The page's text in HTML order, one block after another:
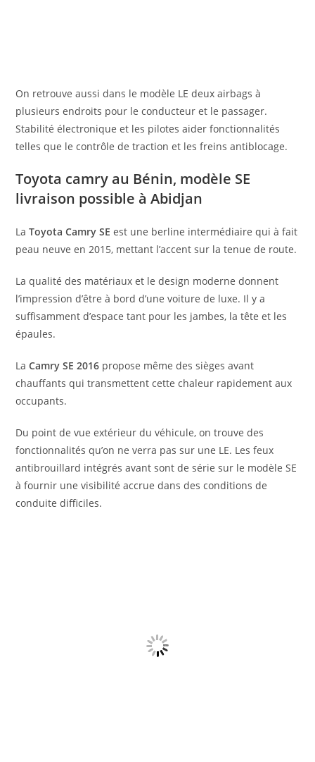
On retrouve aussi dans le modèle LE deux airbags à
plusieurs endroits pour le conducteur et le passager.
Stabilité électronique et les pilotes aider fonctionnalités
telles que le contrôle de traction et les freins antiblocage.
Toyota camry au Bénin, modèle SE
livraison possible à Abidjan
LaToyota Camry SE est une berline intermédiaire qui à fait
peau neuve en 2015, mettant l’accent sur la tenue de route.
La qualité des matériaux et le design moderne donnent
l’impression d’être à bord d’une voiture de luxe. Il y a
suffisamment d’espace tant pour les jambes, la tête et les
épaules.
LaCamry SE 2016 propose même des sièges avant
chauffants qui transmettent cette chaleur rapidement aux
occupants.
Du point de vue extérieur du véhicule, on trouve des
fonctionnalités qu’on ne verra pas sur une LE. Les feux
antibrouillard intégrés avant sont de série sur le modèle SE
à fournir une visibilité accrue dans des conditions de
conduite difficiles.